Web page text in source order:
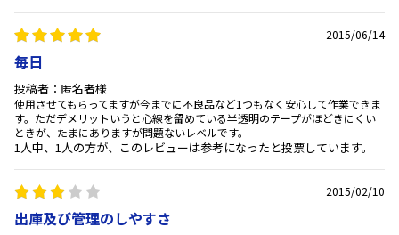
2015/06/14
毎日
投稿者：匿名者様
使用させてもらってますが今までに不良品など1つもなく安心して作業できま
す。ただデメリットいうと心線を留めている半透明のテープがほどきにくい
ときが、たまにありますが問題ないレベルです。
1人中、1人の方が、このレビューは参考になったと投票しています。
2015/02/10
出庫及び管理のしやすさ